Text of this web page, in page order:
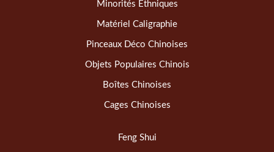
Minorités Ethniques
Matériel Caligraphie
Pinceaux Déco Chinoises
Objets Populaires Chinois
Boîtes Chinoises
Cages Chinoises
Feng Shui